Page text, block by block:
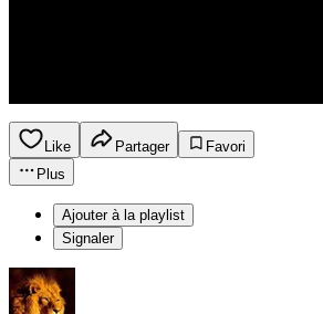
Like Partager
Favori
Plus
Ajouter à la playlist
Signaler